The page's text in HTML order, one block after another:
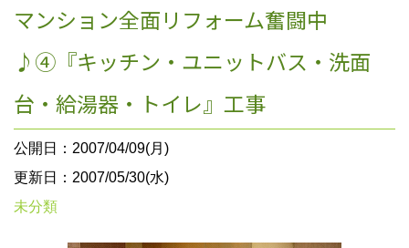
マンション全面リフォーム奮闘中
♪④『キッチン・ユニットバス・洗面
台・給湯器・トイレ』工事
公開日：2007/04/09(月)
更新日：2007/05/30(水)
未分類